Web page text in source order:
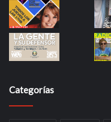
Categorías